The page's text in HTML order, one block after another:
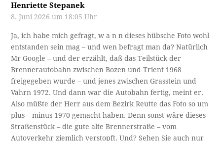
Henriette Stepanek
8. Juni 2026 um 18:05 Uhr
Ja, ich habe mich gefragt, w a n n dieses hübsche Foto wohl
entstanden sein mag – und wen befragt man da? Natürlich
Mr Google – und der erzählt, daß das Teilstück der
Brennerautobahn zwischen Bozen und Trient 1968
freigegeben wurde – und jenes zwischen Grasstein und
Vahrn 1972. Und dann war die Autobahn fertig, meint er.
Also müßte der Herr aus dem Bezirk Reutte das Foto so um
plus – minus 1970 gemacht haben. Denn sonst wäre dieses
Straßenstück – die gute alte Brennerstraße – vom
Autoverkehr ziemlich verstopft. Und? Sehen Sie auch nur